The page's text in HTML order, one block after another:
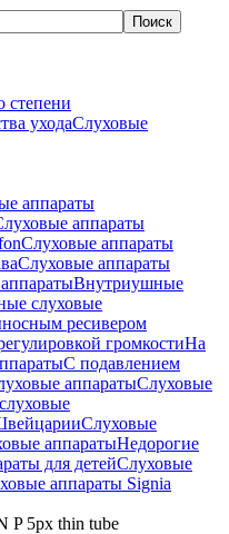
степени
уходаСлуховые
аппараты
аппараты
Слуховые аппараты
Слуховые аппараты
Внутриушные
слуховые
ресивером
громкостиНа
C подавлением
аппаратыСлуховые
Слуховые
аппаратыНедорогие
для детейСлуховые
аппараты Signia
P 5px thin tube